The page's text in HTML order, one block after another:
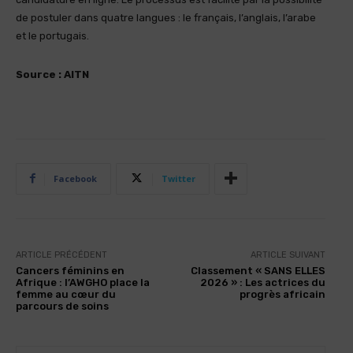
de postuler dans quatre langues : le français, l’anglais, l’arabe
et le portugais.
Source : AITN
Facebook Twitter
ARTICLE PRÉCÉDENT
Cancers féminins en
Afrique : l’AWGHO place la
femme au cœur du
parcours de soins
ARTICLE SUIVANT
Classement « SANS ELLES
2026 » : Les actrices du
progrès africain